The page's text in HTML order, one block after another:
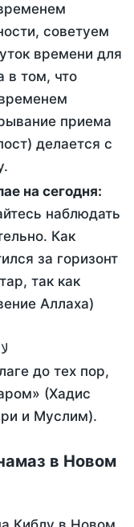
советуем
времени для
в том, что
приема
делается с
на сегодня:
наблюдать
Как
за горизонт
так как
Аллаха)
до тех пор,
(Хадис
и Муслим).
в Новом